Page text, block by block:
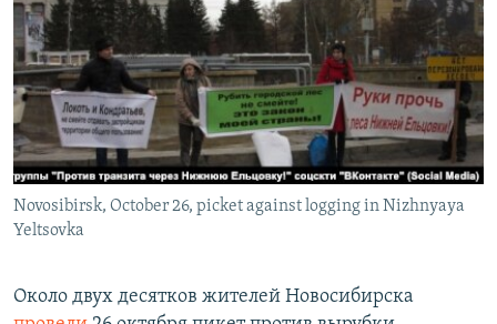
РАСПИСАНИЕ ВЕЩАНИЯ
ПОДПИШИТЕСЬ НА РАССЫЛКУ
СОЦИАЛЬНЫЕ СЕТИ
Novosibirsk, October 26, picket against logging in Nizhnyaya
Yeltsovka
Около двух десятков жителей Новосибирска